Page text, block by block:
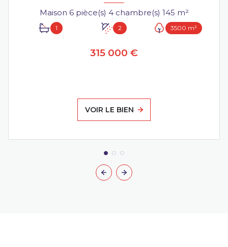
Maison 6 pièce(s) 4 chambre(s) 145 m²
1 2 3500 m²
315 000 €
VOIR LE BIEN